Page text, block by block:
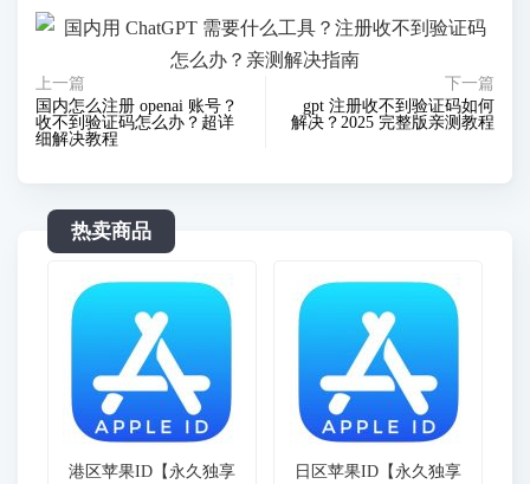
上一篇
国内怎么注册 openai 账号？
收不到验证码怎么办？超详
细解决教程
下一篇
gpt 注册收不到验证码如何
解决？2025 完整版亲测教程
热卖商品
港区苹果ID【永久独享
日区苹果ID【永久独享